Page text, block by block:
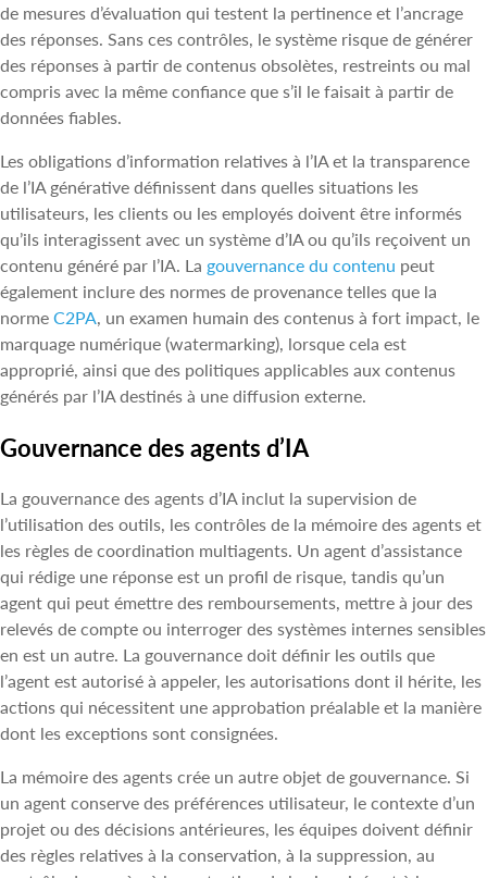
de mesures d’évaluation qui testent la pertinence et l’ancrage
des réponses. Sans ces contrôles, le système risque de générer
des réponses à partir de contenus obsolètes, restreints ou mal
compris avec la même confiance que s’il le faisait à partir de
données fiables.
Les obligations d’information relatives à l’IA et la transparence
de l’IA générative définissent dans quelles situations les
utilisateurs, les clients ou les employés doivent être informés
qu’ils interagissent avec un système d’IA ou qu’ils reçoivent un
contenu généré par l’IA. La gouvernance du contenu peut
également inclure des normes de provenance telles que la
norme C2PA , un examen humain des contenus à fort impact, le
marquage numérique (watermarking), lorsque cela est
approprié, ainsi que des politiques applicables aux contenus
générés par l’IA destinés à une diffusion externe.
Gouvernance des agents d’IA
La gouvernance des agents d’IA inclut la supervision de
l’utilisation des outils, les contrôles de la mémoire des agents et
les règles de coordination multiagents. Un agent d’assistance
qui rédige une réponse est un profil de risque, tandis qu’un
agent qui peut émettre des remboursements, mettre à jour des
relevés de compte ou interroger des systèmes internes sensibles
en est un autre. La gouvernance doit définir les outils que
l’agent est autorisé à appeler, les autorisations dont il hérite, les
actions qui nécessitent une approbation préalable et la manière
dont les exceptions sont consignées.
La mémoire des agents crée un autre objet de gouvernance. Si
un agent conserve des préférences utilisateur, le contexte d’un
projet ou des décisions antérieures, les équipes doivent définir
des règles relatives à la conservation, à la suppression, au